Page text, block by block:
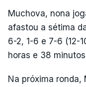
Muchova, nona
afastou a sétima
6-2, 1-6 e 7-6 (12-
horas e 38
Na próxima ronda,